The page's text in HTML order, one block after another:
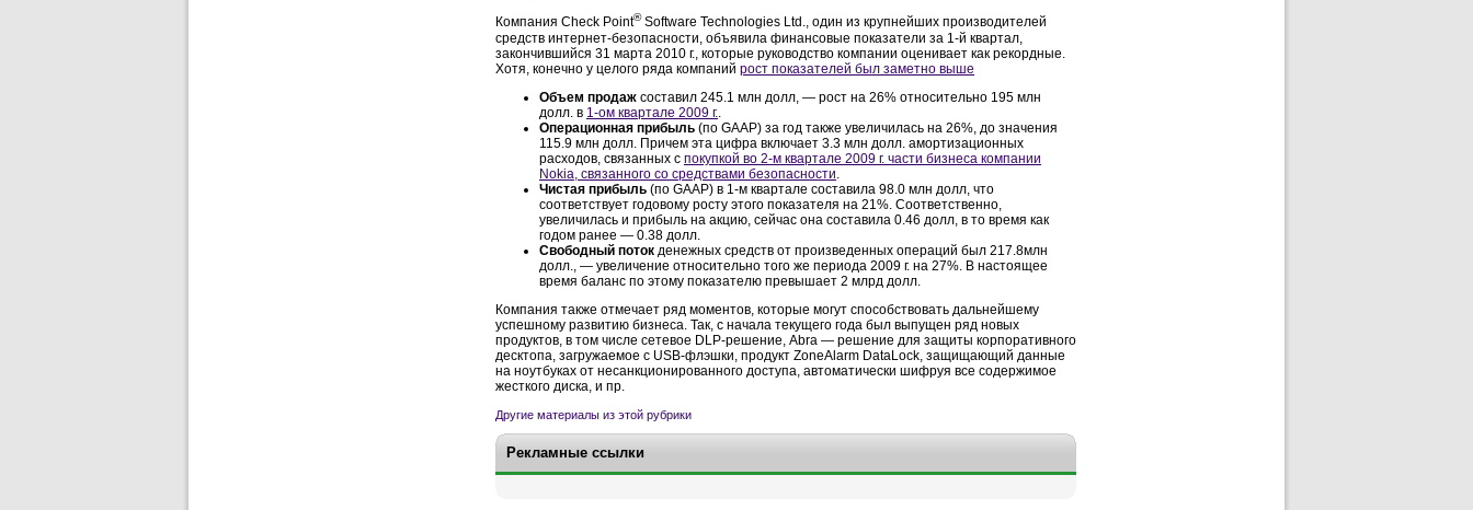
Компания Check Point®Software Technologies Ltd., один из крупнейших производителей
средств интернет-безопасности, объявила финансовые показатели за 1-й квартал,
закончившийся 31 марта 2010 г., которые руководство компании оценивает как рекордные.
Хотя, конечно у целого ряда компаний рост показателей был заметно выше
Объем продаж составил 245.1 млн долл, — рост на 26% относительно 195 млн
долл. в 1-ом квартале 2009 г..
Операционная прибыль (по GAAP) за год также увеличилась на 26%, до значения
115.9 млн долл. Причем эта цифра включает 3.3 млн долл. амортизационных
расходов, связанных с покупкой во 2-м квартале 2009 г. части бизнеса компании
Nokia, связанного со средствами безопасности.
Чистая прибыль (по GAAP) в 1-м квартале составила 98.0 млн долл, что
соответствует годовому росту этого показателя на 21%. Соответственно,
увеличилась и прибыль на акцию, сейчас она составила 0.46 долл, в то время как
годом ранее — 0.38 долл.
Свободный поток денежных средств от произведенных операций был 217.8млн
долл., — увеличение относительно того же периода 2009 г. на 27%. В настоящее
время баланс по этому показателю превышает 2 млрд долл.
Компания также отмечает ряд моментов, которые могут способствовать дальнейшему
успешному развитию бизнеса. Так, с начала текущего года был выпущен ряд новых
продуктов, в том числе сетевое DLP-решение, Abra — решение для защиты корпоративного
десктопа, загружаемое с USB-флэшки, продукт ZoneAlarm DataLock, защищающий данные
на ноутбуках от несанкционированного доступа, автоматически шифруя все содержимое
жесткого диска, и пр.
Другие материалы из этой рубрики
Рекламные ссылки